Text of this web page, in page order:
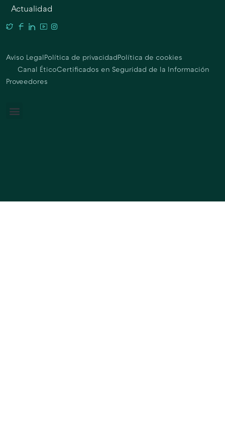
Actualidad
Aviso Legal Política de privacidad Política de cookies
Canal ÉticoCertificados en Seguridad de la Información
Proveedores